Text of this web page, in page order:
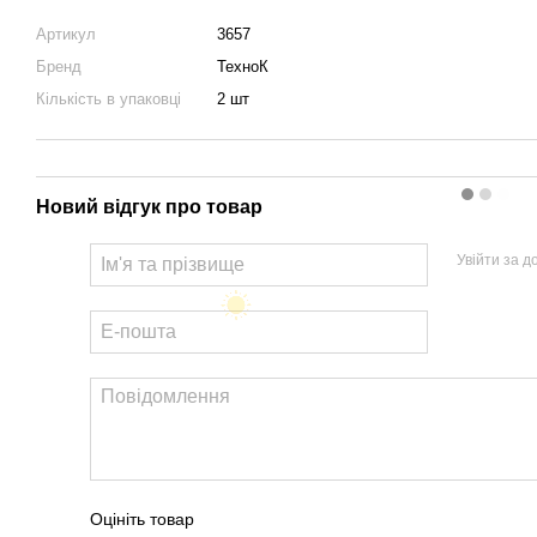
Артикул
3657
Бренд
ТехноК
Кількість в упаковці
2 шт
Новий відгук про товар
Увійти за
Оцініть товар